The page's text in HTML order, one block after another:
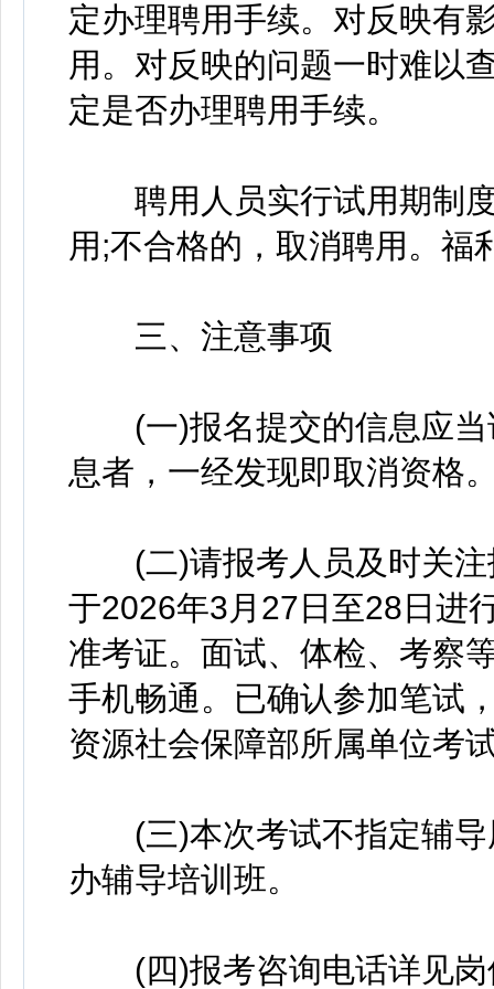
定办理聘用手续。对反映有
用。对反映的问题一时难以
定是否办理聘用手续。
聘用人员实行试用期制度
用;不合格的，取消聘用。福
三、注意事项
(一)报名提交的信息应当
息者，一经发现即取消资格
(二)请报考人员及时关注
于2026年3月27日至28日进
准考证。面试、体检、考察
手机畅通。已确认参加笔试
资源社会保障部所属单位考
(三)本次考试不指定辅导
办辅导培训班。
(四)报考咨询电话详见岗